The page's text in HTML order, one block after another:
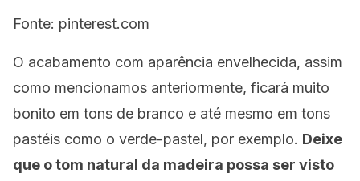
Fonte: pinterest.com
O acabamento com aparência envelhecida, assim
como mencionamos anteriormente, ficará muito
bonito em tons de branco e até mesmo em tons
pastéis como o verde-pastel, por exemplo. Deixe
que o tom natural da madeira possa ser visto